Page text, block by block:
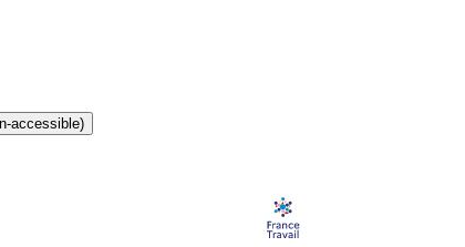
accessible)